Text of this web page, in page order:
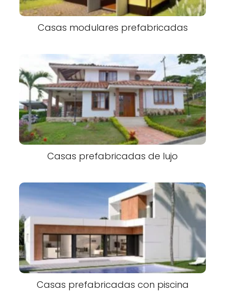
Casas modulares prefabricadas
Casas prefabricadas de lujo
Casas prefabricadas con piscina